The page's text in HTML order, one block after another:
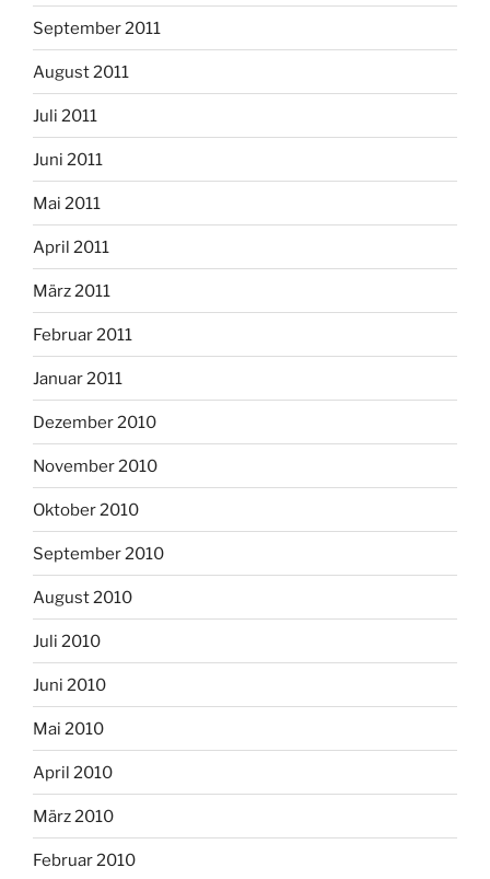
September 2011
August 2011
Juli 2011
Juni 2011
Mai 2011
April 2011
März 2011
Februar 2011
Januar 2011
Dezember 2010
November 2010
Oktober 2010
September 2010
August 2010
Juli 2010
Juni 2010
Mai 2010
April 2010
März 2010
Februar 2010